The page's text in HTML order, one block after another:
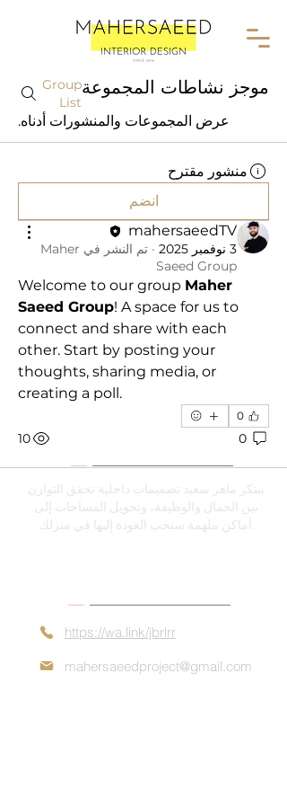
موجز نشاطات المجموعةGroup
List
عرض المجموعات والمنشورات أدناه.
منشور مقترح
انضم
mahersaeedTV
3 نوفمبر 2025 · تم النشر في Maher
Saeed Group
Welcome to our group Maher
Saeed Group! A space for us to
connect and share with each
other. Start by posting your
thoughts, sharing media, or
creating a poll.
0
0
10
يبتكر ماهر سعيد تصميمات داخلية تحقق التوازن
بين الجمال والوظيفة، وتحويل المساحات إلى
https://wa.link/jbrlrr
mahersaeedproject@gmail.com